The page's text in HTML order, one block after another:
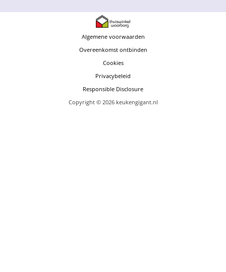
Algemene voorwaarden
Overeenkomst ontbinden
Cookies
Privacybeleid
Responsible Disclosure
Copyright © 2026 keukengigant.nl